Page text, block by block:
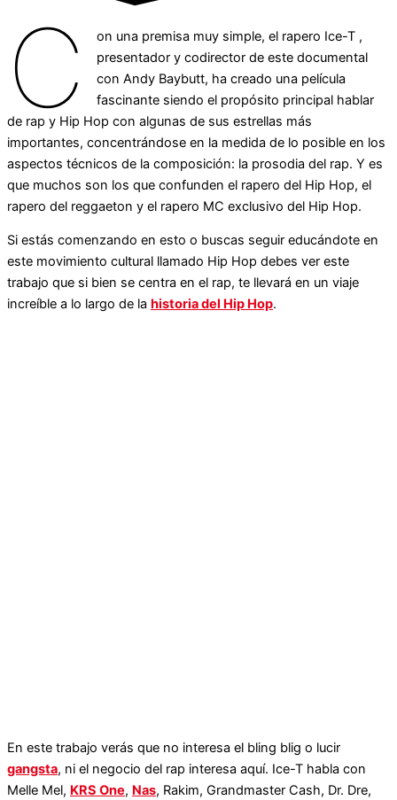
C
on una premisa muy simple, el rapero Ice-T ,
presentador y codirector de este documental
con Andy Baybutt, ha creado una película
fascinante siendo el propósito principal hablar
de rap y Hip Hop con algunas de sus estrellas más
importantes, concentrándose en la medida de lo posible en los
aspectos técnicos de la composición: la prosodia del rap. Y es
que muchos son los que confunden el rapero del Hip Hop, el
rapero del reggaeton y el rapero MC exclusivo del Hip Hop.
Si estás comenzando en esto o buscas seguir educándote en
este movimiento cultural llamado Hip Hop debes ver este
trabajo que si bien se centra en el rap, te llevará en un viaje
increíble a lo largo de la historia del Hip Hop.
En este trabajo verás que no interesa el bling blig o lucir
gangsta, ni el negocio del rap interesa aquí. Ice-T habla con
Melle Mel, KRS One, Nas, Rakim, Grandmaster Cash, Dr. Dre,